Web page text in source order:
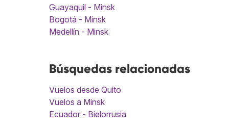
Guayaquil - Minsk
Bogotá - Minsk
Medellín - Minsk
Búsquedas relacionadas
Vuelos desde Quito
Vuelos a Minsk
Ecuador - Bielorrusia